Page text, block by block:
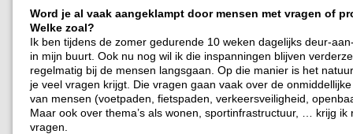
Word je al vaak aangeklampt door mensen met vragen of
Welke zoal?
Ik ben tijdens de zomer gedurende 10 weken dagelijks deur-
in mijn buurt. Ook nu nog wil ik die inspanningen blijven
regelmatig bij de mensen langsgaan. Op die manier is het
je veel vragen krijgt. Die vragen gaan vaak over de
van mensen (voetpaden, fietspaden, verkeersveiligheid,
Maar ook over thema’s als wonen, sportinfrastructuur, … krijg ik
vragen.